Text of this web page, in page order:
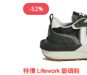
-52%